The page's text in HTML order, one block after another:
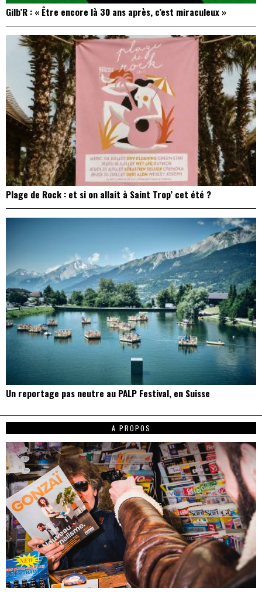
Gilb’R : « Être encore là 30 ans après, c’est miraculeux »
Plage de Rock : et si on allait à Saint Trop’ cet été ?
Un reportage pas neutre au PALP Festival, en Suisse
A PROPOS